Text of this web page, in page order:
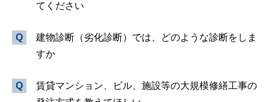
てください
建物診断（劣化診断）では、どのような診断をしま
すか
賃貸マンション、ビル、施設等の大規模修繕工事の